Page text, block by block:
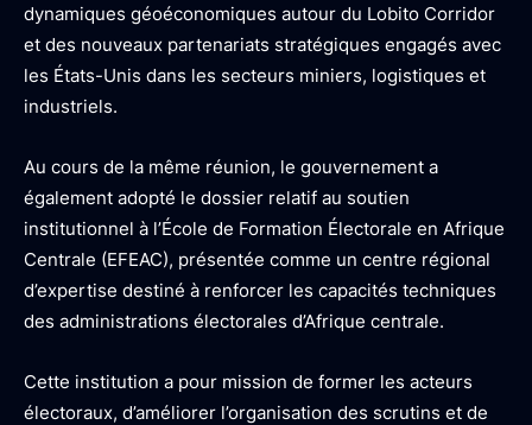
dynamiques géoéconomiques autour du Lobito Corridor
et des nouveaux partenariats stratégiques engagés avec
les États-Unis dans les secteurs miniers, logistiques et
industriels.
Au cours de la même réunion, le gouvernement a
également adopté le dossier relatif au soutien
institutionnel à l’École de Formation Électorale en Afrique
Centrale (EFEAC), présentée comme un centre régional
d’expertise destiné à renforcer les capacités techniques
des administrations électorales d’Afrique centrale.
Cette institution a pour mission de former les acteurs
électoraux, d’améliorer l’organisation des scrutins et de